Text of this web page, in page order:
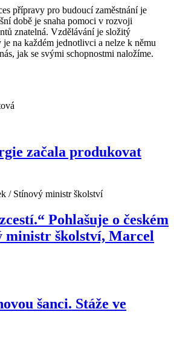
přípravy pro budoucí zaměstnání je
době je snaha pomoci v rozvoji
znatelná. Vzdělávání je složitý
na každém jednotlivci a nelze k němu
jak se svými schopnostmi naložíme.
začala produkovat
/ Stínový ministr školství
Pohlašuje o českém
ministr školství, Marcel
šanci. Stáže ve